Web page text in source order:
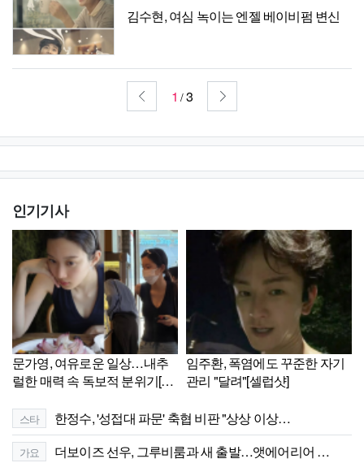
김수현, 여심 녹이는 엔젤 베이비펌 변신
1 /3
인기기사
문가영, 여유로운 일상…내추
럴한 매력 속 독보적 분위기[셀
임주환, 폭염에도 꾸준한 자기
관리 "달려"[셀럽샷]
스타 한정수, '성접대 파문' 축협 비판 "상상 이상…
가요 더보이즈 선우, 그루비룸과 새 출발…앳에어리어 …